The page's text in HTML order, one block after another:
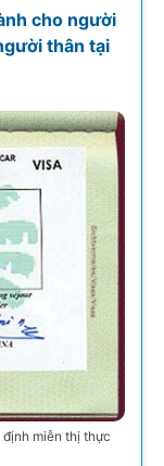
cho người
thân tại
miễn thị thực